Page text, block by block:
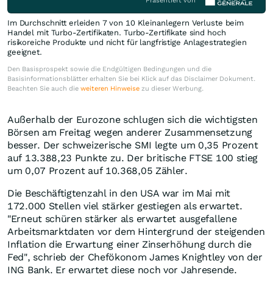
Im Durchschnitt erleiden 7 von 10 Kleinanlegern Verluste beim
Handel mit Turbo-Zertifikaten. Turbo-Zertifikate sind hoch
risikoreiche Produkte und nicht für langfristige Anlagestrategien
geeignet.
Den Basisprospekt sowie die Endgültigen Bedingungen und die
Basisinformationsblätter erhalten Sie bei Klick auf das Disclaimer Dokument.
Beachten Sie auch die weiteren Hinweise zu dieser Werbung.
Außerhalb der Eurozone schlugen sich die wichtigsten
Börsen am Freitag wegen anderer Zusammensetzung
besser. Der schweizerische SMI legte um 0,35 Prozent
auf 13.388,23 Punkte zu. Der britische FTSE 100 stieg
um 0,07 Prozent auf 10.368,05 Zähler.
Die Beschäftigtenzahl in den USA war im Mai mit
172.000 Stellen viel stärker gestiegen als erwartet.
"Erneut schüren stärker als erwartet ausgefallene
Arbeitsmarktdaten vor dem Hintergrund der steigenden
Inflation die Erwartung einer Zinserhöhung durch die
Fed", schrieb der Chefökonom James Knightley von der
ING Bank. Er erwartet diese noch vor Jahresende.